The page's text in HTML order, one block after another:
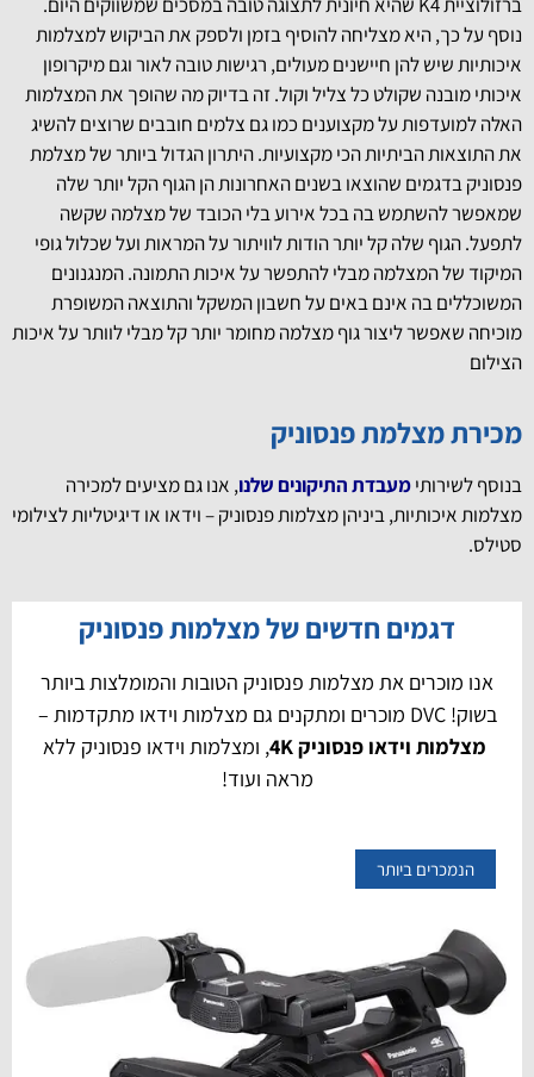
נוסף על כך, היא מצליחה להוסיף בזמן ולספק את הביקוש למצלמות
איכותיות שיש להן חיישנים מעולים, רגישות טובה לאור וגם מיקרופון
איכותי מובנה שקולט כל צליל וקול. זה בדיוק מה שהופך את המצלמות
האלה למועדפות על מקצוענים כמו גם צלמים חובבים שרוצים להשיג
את התוצאות הביתיות הכי מקצועיות. היתרון הגדול ביותר של מצלמת
פנסוניק בדגמים שהוצאו בשנים האחרונות הן הגוף הקל יותר שלה
שמאפשר להשתמש בה בכל אירוע בלי הכובד של מצלמה שקשה
לתפעל. הגוף שלה קל יותר הודות לוויתור על המראות ועל שכלול גופי
המיקוד של המצלמה מבלי להתפשר על איכות התמונה. המנגנונים
המשוכללים בה אינם באים על חשבון המשקל והתוצאה המשופרת
מוכיחה שאפשר ליצור גוף מצלמה מחומר יותר קל מבלי לוותר על איכות
הצילום
מכירת מצלמת פנסוניק
בנוסף לשירותימעבדת התיקונים שלנו, אנו גם מציעים למכירה
מצלמות איכותיות, ביניהן מצלמות פנסוניק – וידאו או דיגיטליות לצילומי
סטילס.
דגמים חדשים של מצלמות פנסוניק
אנו מוכרים את מצלמות פנסוניק הטובות והמומלצות ביותר
בשוק! DVC מוכרים ומתקנים גם מצלמות וידאו מתקדמות –
מצלמות וידאו פנסוניק 4K
, ומצלמות וידאו פנסוניק ללא
מראה ועוד!
הנמכרים ביותר